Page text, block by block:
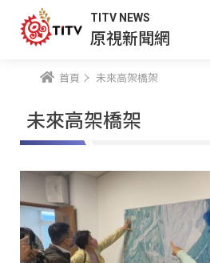
TITV NEWS
原視新聞網
首頁 未來高架橋架
未來高架橋架